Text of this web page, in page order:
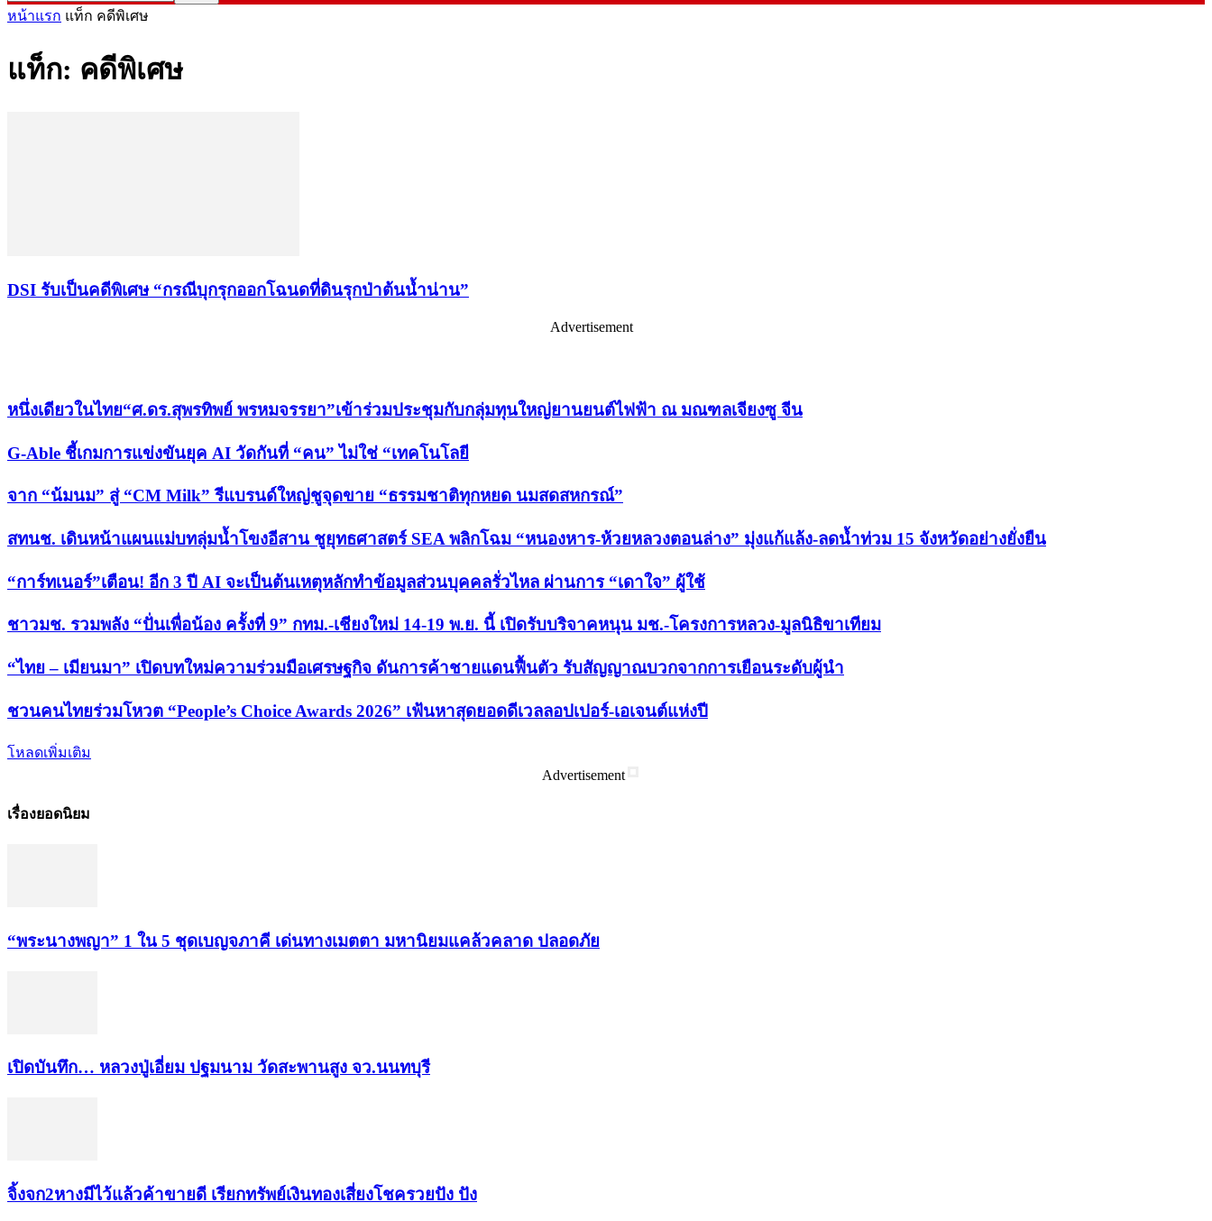
หน้าแรก แท็ก คดีพิเศษ
แท็ก: คดีพิเศษ
DSI รับเป็นคดีพิเศษ “กรณีบุกรุกออกโฉนดที่ดินรุกป่าต้นน้ำน่าน”
Advertisement
หนึ่งเดียวในไทย“ศ.ดร.สุพรทิพย์ พรหมจรรยา”เข้าร่วมประชุมกับกลุ่มทุนใหญ่ยานยนต์ไฟฟ้า ณ มณฑลเจียงซู จีน
G-Able ชี้เกมการแข่งขันยุค AI วัดกันที่ “คน” ไม่ใช่ “เทคโนโลยี
จาก “น้มนม” สู่ “CM Milk” รีแบรนด์ใหญ่ชูจุดขาย “ธรรมชาติทุกหยด นมสดสหกรณ์”
สทนช. เดินหน้าแผนแม่บทลุ่มน้ำโขงอีสาน ชูยุทธศาสตร์ SEA พลิกโฉม “หนองหาร-ห้วยหลวงตอนล่าง” มุ่งแก้แล้ง-ลดน้ำท่วม 15 จังหวัดอย่างยั่งยืน
“การ์ทเนอร์”เตือน! อีก 3 ปี AI จะเป็นต้นเหตุหลักทำข้อมูลส่วนบุคคลรั่วไหล ผ่านการ “เดาใจ” ผู้ใช้
ชาวมช. รวมพลัง “ปั่นเพื่อน้อง ครั้งที่ 9” กทม.-เชียงใหม่ 14-19 พ.ย. นี้ เปิดรับบริจาคหนุน มช.-โครงการหลวง-มูลนิธิขาเทียม
“ไทย – เมียนมา” เปิดบทใหม่ความร่วมมือเศรษฐกิจ ดันการค้าชายแดนฟื้นตัว รับสัญญาณบวกจากการเยือนระดับผู้นำ
ชวนคนไทยร่วมโหวต “People’s Choice Awards 2026” เฟ้นหาสุดยอดดีเวลลอปเปอร์-เอเจนต์แห่งปี
โหลดเพิ่มเติม
Advertisement
เรื่องยอดนิยม
“พระ​นาง​พญา” 1 ใน 5​ ชุดเบญจ​ภาคี​ เด่นทางเมตตา​ มหา​นิยม​แคล้วคลาด​ ปลอดภัย​
เปิดบันทึก… หลวงปู่เอี่ยม ​ปฐม​นาม​ วัดสะพานสูง​ จว.นนทบุรี
จิ้งจก​2​หาง​มีไว้แล้ว​ค้าขาย​ดี​ เรียก​ทรัพย์เงินทอง​เสี่ยงโชค​รวยปัง​ ปัง​